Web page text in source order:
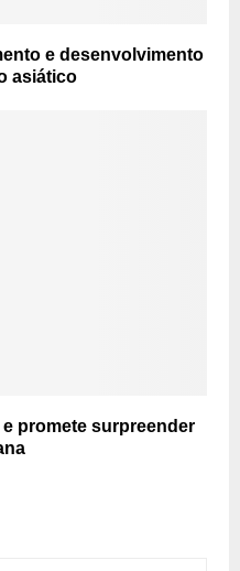
e desenvolvimento
asiático
promete surpreender